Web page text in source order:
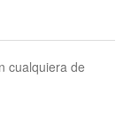
cualquiera de